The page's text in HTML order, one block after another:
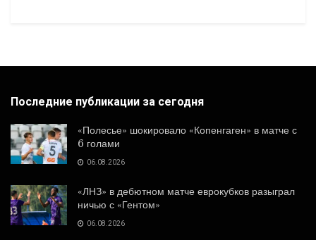
Последние публикации за сегодня
«Полесье» шокировало «Копенгаген» в матче с
6 голами
06.08.2026
«ЛНЗ» в дебютном матче еврокубков разыграл
ничью с «Гентом»
06.08.2026